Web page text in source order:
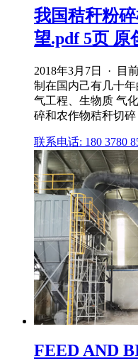
我国秸秆粉
望.pdf 5页 原
2018年3月7日 · 目
制在国内己有几十
气工程、生物质 气
碎和农作物秸秆切碎
联系电话: 180 3780
FEED AND